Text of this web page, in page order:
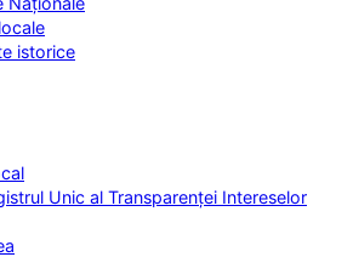
istorice
Unic al Transparenței Intereselor